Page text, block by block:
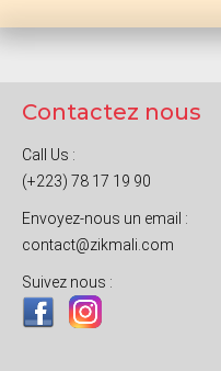
Contactez nous
Call Us :
(+223) 78 17 19 90
Envoyez-nous un email :
contact@zikmali.com
Suivez nous :